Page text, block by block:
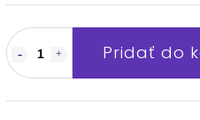
Pridať do